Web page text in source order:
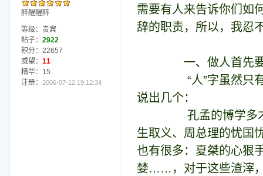
醉醒醒醉
等级：贵宾
帖子： 2922
积分：22657
威望： 11
精华：15
注册： 2006-07-12 19:12:34
需要有人来告诉你们如
辞的职责，所以，我忍
一、做人首先要对
“人”字虽然只有两
说出几个：
孔孟的博学多才、
生取义、周总理的忧国
也有很多：夏桀的心狠
婪……，对于这些渣滓，